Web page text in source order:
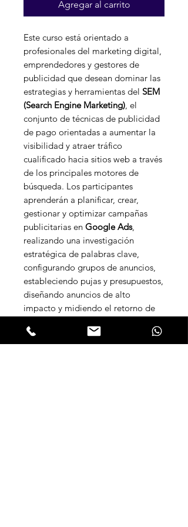
oferta
Agregar al carrito
Este curso está orientado a
profesionales del marketing digital,
emprendedores y gestores de
publicidad que desean dominar las
estrategias y herramientas del SEM
(Search Engine Marketing), el
conjunto de técnicas de publicidad
de pago orientadas a aumentar la
visibilidad y atraer tráfico
cualificado hacia sitios web a través
de los principales motores de
búsqueda. Los participantes
aprenderán a planificar, crear,
gestionar y optimizar campañas
publicitarias en Google Ads,
realizando una investigación
estratégica de palabras clave,
configurando grupos de anuncios,
estableciendo pujas y presupuestos,
diseñando anuncios de alto
impacto y midiendo el retorno de
como
CTR, CPC, CPA y ROAS
. Con